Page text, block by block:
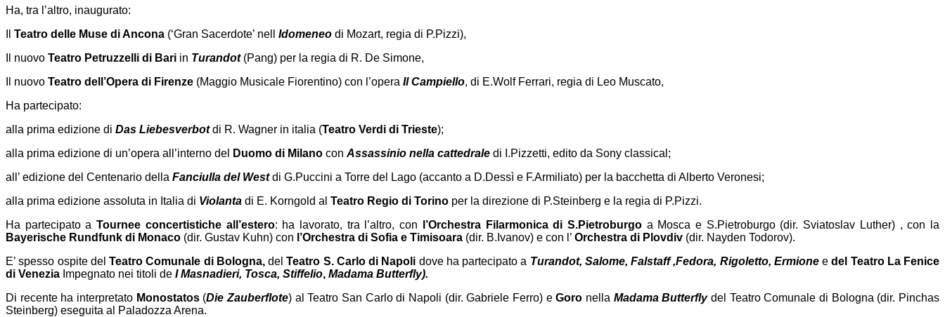
Ha, tra l’altro, inaugurato:
Teatro delle Muse di Ancona (‘Gran Sacerdote’ nell Idomeneo di Mozart, regia di P.Pizzi),
Il nuovo Teatro Petruzzelli di Bari in Turandot (Pang) per la regia di R. De Simone,
Il nuovo Teatro dell’Opera di Firenze (Maggio Musicale Fiorentino) con l’opera Il Campiello, di E.Wolf Ferrari, regia di Leo Muscato,
Ha partecipato:
alla prima edizione di Das Liebesverbotdi R. Wagner in italia (Teatro Verdi di Trieste);
alla prima edizione di un’opera all’interno del
Duomo di Milano con Assassinio nella cattedrale di I.Pizzetti, edito da Sony classical;
all’ edizione del Centenario della Fanciulla del Westdi G.Puccini a Torre del Lago (accanto a D.Dessì e F.Armiliato) per la bacchetta di Alberto Veronesi;
alla prima edizione assoluta in Italia di Violanta di E. Korngold al Teatro Regio di Torino per la direzione di P.Steinberg e la regia di P.Pizzi.
Ha partecipato aTournee concertistiche all’estero: ha lavorato, tra l’altro, con l’Orchestra Filarmonica di S.Pietroburgo a Mosca e S.Pietroburgo (dir. Sviatoslav Luther) , con la
Bayerische Rundfunk di Monaco (dir. Gustav Kuhn) con l’Orchestra di Sofia e Timisoara (dir. B.Ivanov) e con l’ Orchestra di Plovdiv (dir. Nayden Todorov).
E’ spesso ospite del Teatro Comunale di Bologna, delTeatro S. Carlo di Napoli dove ha partecipato a Turandot, Salome, Falstaff ,Fedora, Rigoletto, Ermione e del Teatro La Fenice
di Venezia Impegnato nei titoli de I Masnadieri, Tosca, Stiffelio, Madama Butterfly).
Di recente ha interpretato Monostatos(Die Zauberflote) al Teatro San Carlo di Napoli (dir. Gabriele Ferro) eGoro nella Madama Butterflydel Teatro Comunale di Bologna (dir. Pinchas
Steinberg) eseguita al Paladozza Arena.